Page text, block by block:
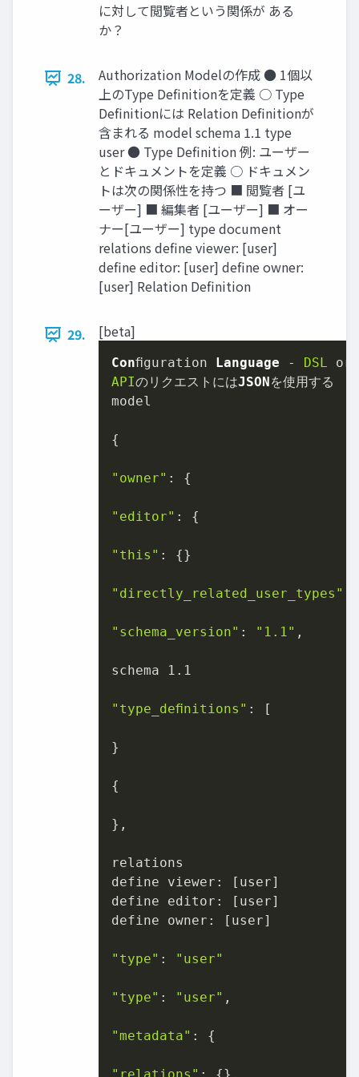
に対して閲覧者という関係が ある
か？
28.
Authorization Modelの作成 ● 1個以
上のType Deﬁnitionを定義 ○ Type
Deﬁnitionには Relation Deﬁnitionが
含まれる model schema 1.1 type
user ● Type Deﬁnition 例: ユーザー
とドキュメントを定義 ○ ドキュメン
トは次の関係性を持つ ■ 閲覧者 [ユ
ーザー] ■ 編集者 [ユーザー] ■ オー
ナー[ユーザー] type document
relations define viewer: [user]
define editor: [user] define owner:
[user] Relation Deﬁnition
29. [beta]
Conﬁguration Language - DSL or
APIのリクエストにはJSON を使⽤する
model
{
"owner" : {
"editor" : {
"this" : {}
"directly_related_user_types"
"schema_version" : "1.1" ,
schema 1.1
"type_deﬁnitions" : [
}
{
},
relations
define viewer : [user]
define editor : [user]
define owner : [user]
"type" : "user"
"type" : "user" ,
"metadata" : {